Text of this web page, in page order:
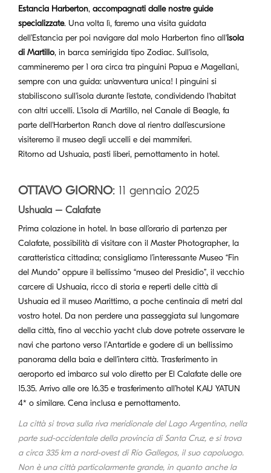
Estancia Harberton, accompagnati dalle nostre guide
specializzate. Una volta lì, faremo una visita guidata
dell’Estancia per poi navigare dal molo Harberton fino all'isola
di Martillo, in barca semirigida tipo Zodiac. Sull'isola,
cammineremo per 1 ora circa tra pinguini Papua e Magellani,
sempre con una guida: un'avventura unica! I pinguini si
stabiliscono sull'isola durante l'estate, condividendo l'habitat
con altri uccelli. L'isola di Martillo, nel Canale di Beagle, fa
parte dell'Harberton Ranch dove al rientro dall’escursione
visiteremo il museo degli uccelli e dei mammiferi.
Ritorno ad Ushuaia, pasti liberi, pernottamento in hotel.
OTTAVO GIORNO: 11 gennaio 2025
Ushuaia – Calafate
Prima colazione in hotel. In base all’orario di partenza per
Calafate, possibilità di visitare con il Master Photographer, la
caratteristica cittadina; consigliamo l’interessante Museo “Fin
del Mundo” oppure il bellissimo “museo del Presidio”, il vecchio
carcere di Ushuaia, ricco di storia e reperti delle città di
Ushuaia ed il museo Marittimo, a poche centinaia di metri dal
vostro hotel. Da non perdere una passeggiata sul lungomare
della città, fino al vecchio yacht club dove potrete osservare le
navi che partono verso l’Antartide e godere di un bellissimo
panorama della baia e dell’intera città. Trasferimento in
aeroporto ed imbarco sul volo diretto per El Calafate delle ore
15.35. Arrivo alle ore 16.35 e trasferimento all’hotel KAU YATUN
4* o similare. Cena inclusa e pernottamento.
La città si trova sulla riva meridionale del Lago Argentino, nella
parte sud-occidentale della provincia di Santa Cruz, e si trova
a circa 335 km a nord-ovest di Río Gallegos, il suo capoluogo.
Non è una città particolarmente grande, in quanto anche la